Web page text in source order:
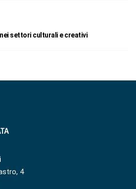
settori culturali e creativi
4